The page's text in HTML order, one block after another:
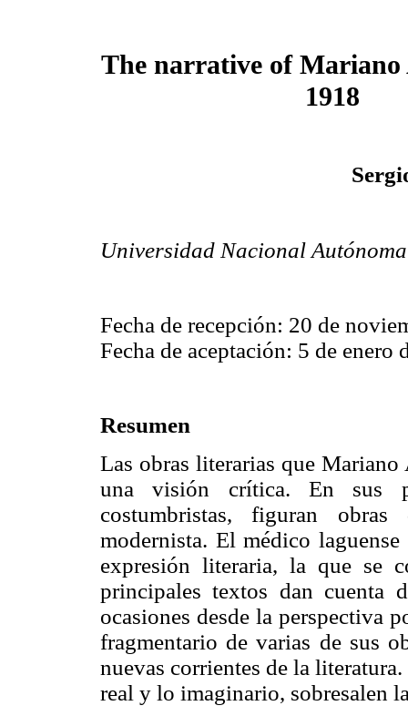
The narrative of Mariano
1918
Universidad Nacional
Fecha de recepción: 20 de
Fecha de aceptación: 5 de enero
Resumen
Las obras literarias que
una visión crítica. En sus
costumbristas, figuran
modernista. El médico
expresión literaria, la que se
principales textos dan cuenta
ocasiones desde la perspectiva
fragmentario de varias de sus
nuevas corrientes de la
real y lo imaginario, sobresalen